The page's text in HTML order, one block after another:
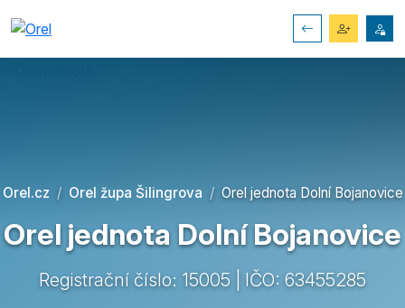
Orel.cz Orel župa Šilingrova Orel jednota Dolní Bojanovice
Orel jednota Dolní Bojanovice
Registrační číslo: 15005 | IČO: 63455285